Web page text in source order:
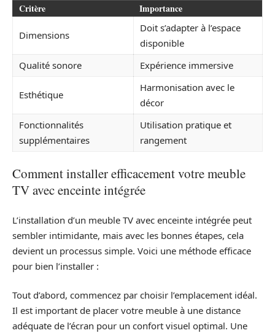
Critère Importance
Dimensions
Doit s’adapter à l’espace
disponible
Qualité sonore
Expérience immersive
Esthétique
Harmonisation avec le
décor
Fonctionnalités
supplémentaires
Utilisation pratique et
rangement
Comment installer efficacement votre meuble
TV avec enceinte intégrée
L’installation d’un meuble TV avec enceinte intégrée peut
sembler intimidante, mais avec les bonnes étapes, cela
devient un processus simple. Voici une méthode efficace
pour bien l’installer :
Tout d’abord, commencez par choisir l’emplacement idéal.
Il est important de placer votre meuble à une distance
adéquate de l’écran pour un confort visuel optimal. Une